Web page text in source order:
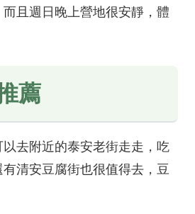
且週日晚上營地很安靜，體
薦
去附近的泰安老街走走，吃
清安豆腐街也很值得去，豆